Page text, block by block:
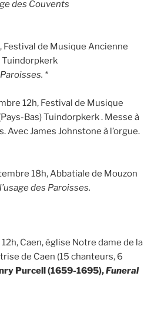
des Couvents
Festival de Musique Ancienne
Tuindorpkerk
*
12h, Festival de Musique
Bas) Tuindorpkerk . Messe à
Avec James Johnstone à l’orgue.
18h, Abbatiale de Mouzon
des Paroisses.
Caen, église Notre dame de la
de Caen (15 chanteurs, 6
Purcell (1659-1695),Funeral